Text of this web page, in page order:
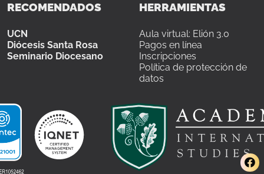
RECOMENDADOS
UCN
Diócesis Santa Rosa
Seminario Diocesano
HERRAMIENTAS
Aula virtual: Elión 3.0
Pagos en línea
Inscripciones
Política de protección de
datos